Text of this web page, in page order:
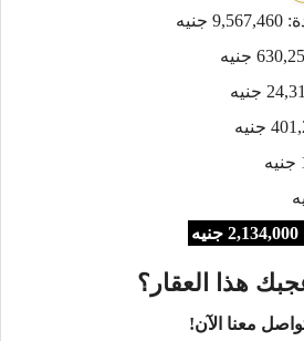
هذا العقار؟
معنا الآن!